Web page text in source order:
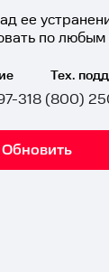
ее
по
31
Тех.
8 (800)
Обновить